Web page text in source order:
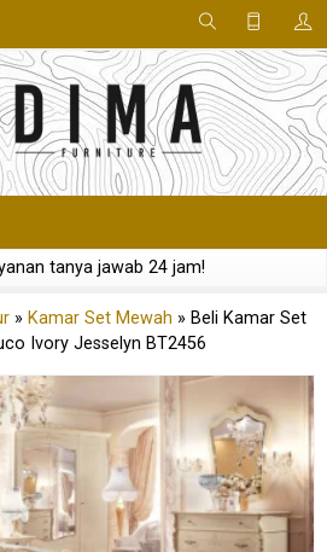
tanya jawab 24 jam!
» Kamar Set Mewah » Beli Kamar Set
Ivory Jesselyn BT2456